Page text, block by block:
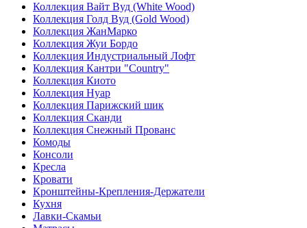
Коллекция Вайт Вуд (White Wood)
Коллекция Голд Вуд (Gold Wood)
Коллекция ЖанМарко
Коллекция Жуи Бордо
Коллекция Индустриальный Лофт
Коллекция Кантри "Country"
Коллекция Киото
Коллекция Нуар
Коллекция Парижский шик
Коллекция Сканди
Коллекция Снежный Прованс
Комоды
Консоли
Кресла
Кровати
Кронштейны-Крепления-Держатели
Кухня
Лавки-Скамьи